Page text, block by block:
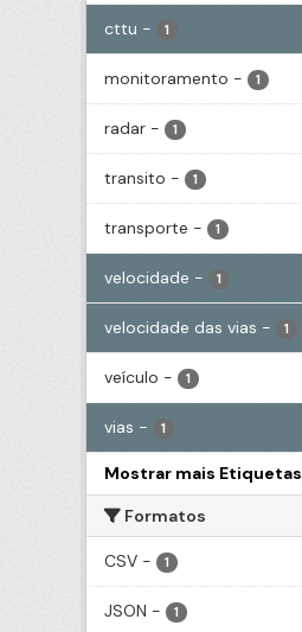
cttu - 1
monitoramento - 1
radar - 1
transito - 1
transporte - 1
velocidade - 1
velocidade das vias - 1
veículo - 1
vias - 1
Mostrar mais Etiquetas
Formatos
CSV - 1
JSON - 1